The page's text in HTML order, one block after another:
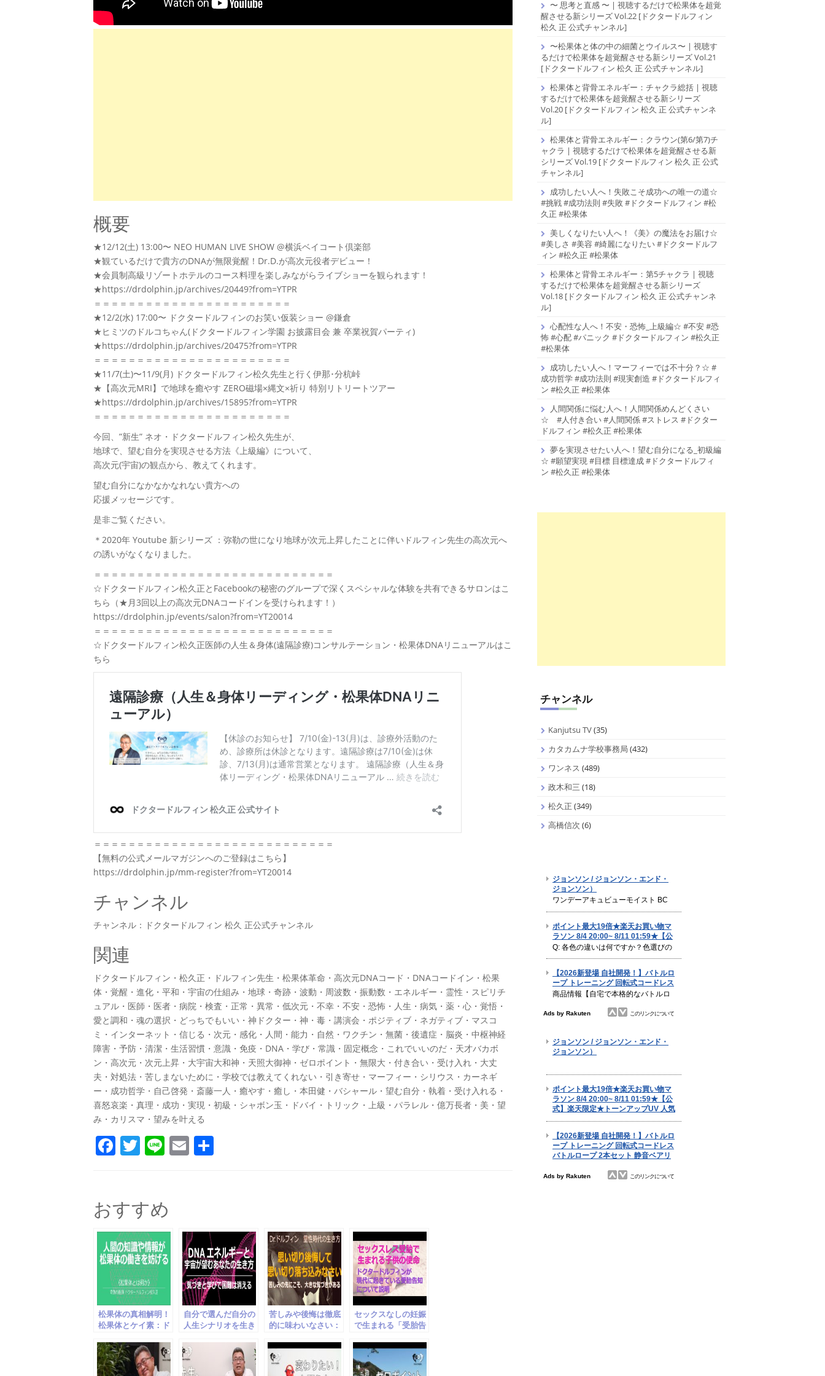
概要
★12/12(土) 13:00〜 NEO HUMAN LIVE SHOW @横浜ベイコート倶楽部
★観ているだけで貴方のDNAが無限覚醒！Dr.D.が高次元役者デビュー！
★会員制高級リゾートホテルのコース料理を楽しみながらライブショーを観られます！
★https://drdolphin.jp/archives/20449?from=YTPR
＝＝＝＝＝＝＝＝＝＝＝＝＝＝＝＝＝＝＝＝＝＝＝
★12/2(水) 17:00〜 ドクタードルフィンのお笑い仮装ショー @鎌倉
★ヒミツのドルコちゃん(ドクタードルフィン学園 お披露目会 兼 卒業祝賀パーティ)
★https://drdolphin.jp/archives/20475?from=YTPR
＝＝＝＝＝＝＝＝＝＝＝＝＝＝＝＝＝＝＝＝＝＝＝
★11/7(土)〜11/9(月) ドクタードルフィン松久先生と行く伊那･分杭峠
★【高次元MRI】で地球を癒やす ZERO磁場×縄文×祈り 特別リトリートツアー
★https://drdolphin.jp/archives/15895?from=YTPR
＝＝＝＝＝＝＝＝＝＝＝＝＝＝＝＝＝＝＝＝＝＝＝
今回、”新生” ネオ・ドクタードルフィン松久先生が、
地球で、望む自分を実現させる方法《上級編》について、
高次元(宇宙)の観点から、教えてくれます。
望む自分になかなかなれない貴方への
応援メッセージです。
是非ご覧ください。
＊2020年 Youtube 新シリーズ ：弥勒の世になり地球が次元上昇したことに伴いドルフィン先生の高次元へ
の誘いがなくなりました。
＝＝＝＝＝＝＝＝＝＝＝＝＝＝＝＝＝＝＝＝＝＝＝＝＝＝＝＝
☆ドクタードルフィン松久正とFacebookの秘密のグループで深くスペシャルな体験を共有できるサロンはこ
ちら（★月3回以上の高次元DNAコードインを受けられます！）
https://drdolphin.jp/events/salon?from=YT20014
＝＝＝＝＝＝＝＝＝＝＝＝＝＝＝＝＝＝＝＝＝＝＝＝＝＝＝＝
☆ドクタードルフィン松久正医師の人生＆身体(遠隔診療)コンサルテーション・松果体DNAリニューアルはこ
ちら
＝＝＝＝＝＝＝＝＝＝＝＝＝＝＝＝＝＝＝＝＝＝＝＝＝＝＝＝
【無料の公式メールマガジンへのご登録はこちら】
https://drdolphin.jp/mm-register?from=YT20014
チャンネル
チャンネル：ドクタードルフィン 松久 正公式チャンネル
関連
ドクタードルフィン・松久正・ドルフィン先生・松果体革命・高次元DNAコード・DNAコードイン・松果
体・覚醒・進化・平和・宇宙の仕組み・地球・奇跡・波動・周波数・振動数・エネルギー・霊性・スピリチ
ュアル・医師・医者・病院・検査・正常・異常・低次元・不幸・不安・恐怖・人生・病気・薬・心・覚悟・
愛と調和・魂の選択・どっちでもいい・神ドクター・神・毒・講演会・ポジティブ・ネガティブ・マスコ
ミ・インターネット・信じる・次元・感化・人間・能力・自然・ワクチン・無菌・後遺症・脳炎・中枢神経
障害・予防・清潔・生活習慣・意識・免疫・DNA・学び・常識・固定概念・これでいいのだ・天才バカボ
ン・高次元・次元上昇・大宇宙大和神・天照大御神・ゼロポイント・無限大・付き合い・受け入れ・大丈
夫・対処法・苦しまないために・学校では教えてくれない・引き寄せ・マーフィー・シリウス・カーネギ
ー・成功哲学・自己啓発・斎藤一人・癒やす・癒し・本田健・バシャール・望む自分・執着・受け入れる・
喜怒哀楽・真理・成功・実現・初級・シャボン玉・ドバイ・トリック・上級・パラレル・億万長者・美・望
み・カリスマ・望みを叶える
F
e
b
o
o
k
T
er
Li E
おすすめ
松果体の真相解明！
松果体とケイ素：ド
果体革命２
自分で選んだ自分の
人生シナリオを生き
フィン松果体革命10
苦しみや後悔は徹底
的に味わいなさい：
松果体革命21
セックスなしの妊娠
で生まれる「受胎告
つ特徴と使命：ドク
タードルフィン松果
体革命32
〜 思考と直感 〜 | 視聴するだけで松果体を超覚
醒させる新シリーズ Vol.22 [ドクタードルフィン
松久 正 公式チャンネル]
〜松果体と体の中の細菌とウイルス〜 | 視聴す
るだけで松果体を超覚醒させる新シリーズ Vol.21
[ドクタードルフィン 松久 正 公式チャンネル]
松果体と背骨エネルギー：チャクラ総括 | 視聴
するだけで松果体を超覚醒させる新シリーズ
Vol.20 [ドクタードルフィン 松久 正 公式チャンネ
ル]
松果体と背骨エネルギー：クラウン(第6/第7)チ
ャクラ | 視聴するだけで松果体を超覚醒させる新
シリーズ Vol.19 [ドクタードルフィン 松久 正 公式
チャンネル]
成功したい人へ！失敗こそ成功への唯一の道☆
#挑戦 #成功法則 #失敗 #ドクタードルフィン #松
久正 #松果体
美しくなりたい人へ！《美》の魔法をお届け☆
#美しさ #美容 #綺麗になりたい #ドクタードルフ
ィン #松久正 #松果体
松果体と背骨エネルギー：第5チャクラ | 視聴
するだけで松果体を超覚醒させる新シリーズ
Vol.18 [ドクタードルフィン 松久 正 公式チャンネ
ル]
心配性な人へ！不安・恐怖_上級編☆ #不安 #恐
怖 #心配 #パニック #ドクタードルフィン #松久正
#松果体
成功したい人へ！マーフィーでは不十分？☆ #
成功哲学 #成功法則 #現実創造 #ドクタードルフィ
ン #松久正 #松果体
人間関係に悩む人へ！人間関係めんどくさい
☆ #人付き合い #人間関係 #ストレス #ドクター
ドルフィン #松久正 #松果体
夢を実現させたい人へ！望む自分になる_初級編
☆ #願望実現 #目標 目標達成 #ドクタードルフィ
ン #松久正 #松果体
チャンネル
Kanjutsu TV(35)
カタカムナ学校事務局 (432)
ワンネス (489)
政木和三 (18)
松久正 (349)
高橋信次 (6)